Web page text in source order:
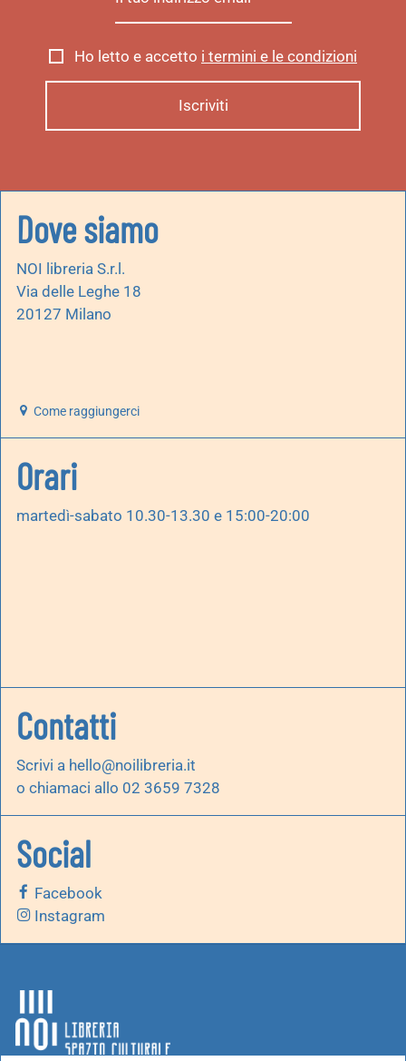
Ho letto e accetto i termini e le condizioni
Dove siamo
NOI libreria S.r.l.
Via delle Leghe 18
20127 Milano
Come raggiungerci
Orari
martedì-sabato 10.30-13.30 e 15:00-20:00
Contatti
Scrivi a hello@noilibreria.it
o chiamaci allo 02 3659 7328
Social
Facebook
Instagram